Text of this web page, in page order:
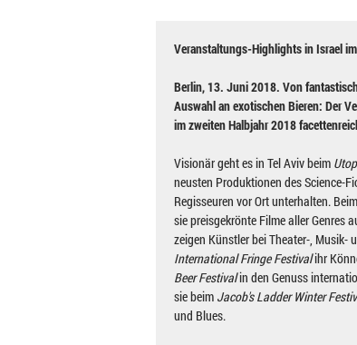
Veranstaltungs-Highlights in Israel
Berlin, 13. Juni 2018. Von
Auswahl an exotischen Bieren: Der
im zweiten Halbjahr 2018
Visionär geht es in Tel Aviv beim
neusten Produktionen des Science-
Regisseuren vor Ort unterhalten. Beim
sie preisgekrönte Filme aller Genres
zeigen Künstler bei Theater-, Musik-
International Fringe Festivalihr
Beer Festivalin den Genuss
sie beim Jacob's Ladder Winter
und Blues.